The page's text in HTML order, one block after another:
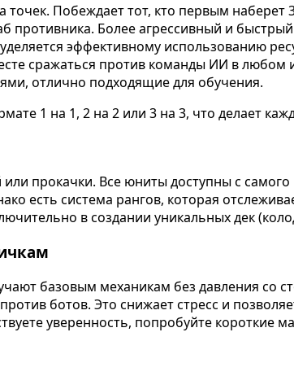
точек. Побеждает тот, кто первым наберет
противника. Более агрессивный и
эффективному использованию
сражаться против команды ИИ в
отлично подходящие для обучения.
1 на 1, 2 на 2 или 3 на 3, что делает
прокачки. Все юниты доступны с
есть система рангов, которая
в создании уникальных дек
базовым механикам без давления со
ботов. Это снижает стресс и
уверенность, попробуйте короткие